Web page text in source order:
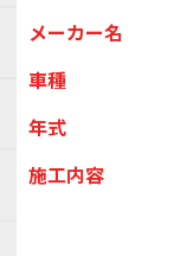
メーカー名
車種
年式
施工内容